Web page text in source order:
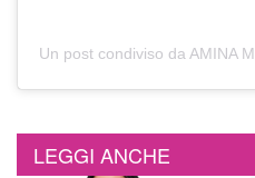
Un post condiviso da AMINA
LEGGI ANCHE